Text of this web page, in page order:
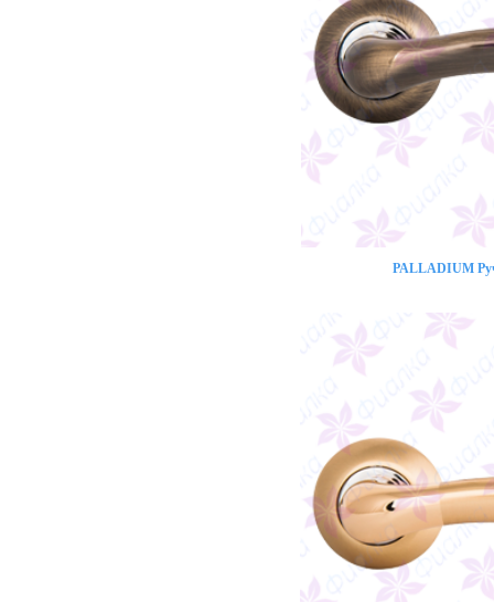
PALLADIUM